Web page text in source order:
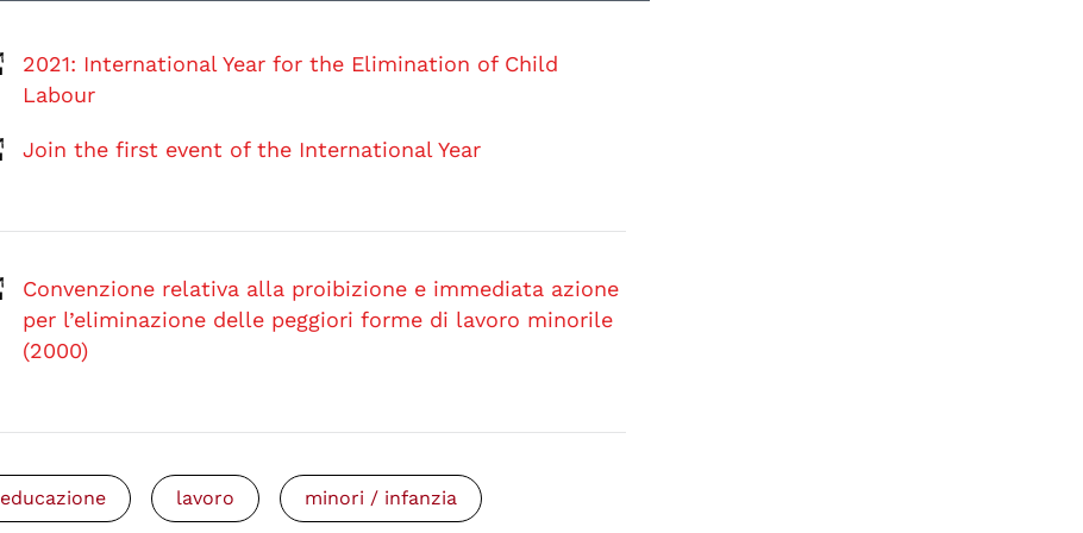
2021: International Year for the Elimination of Child
Labour
Join the first event of the International Year
Convenzione relativa alla proibizione e immediata azione
per l’eliminazione delle peggiori forme di lavoro minorile
(2000)
educazione lavoro minori / infanzia